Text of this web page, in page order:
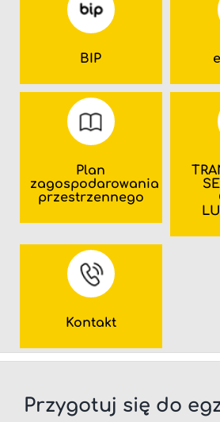
BIP
Plan
zagospodarowania
przestrzennego
Kontakt
Przygotuj się do